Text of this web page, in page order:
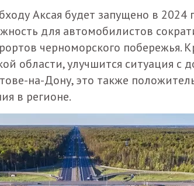
Аксая будет запущено в 2024
для автомобилистов
черноморского побережья.
области, улучшится ситуация с
на-Дону, это также
в регионе.